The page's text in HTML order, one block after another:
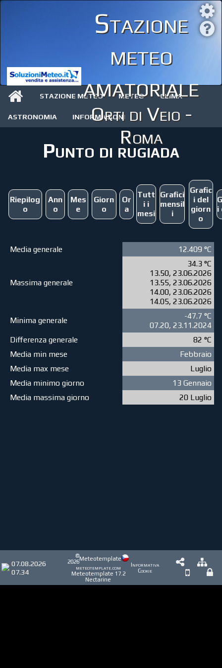
Stazione
meteo
amatoriale
Orti di Veio -
Roma
STAZIONE METEO METEO CLIMA
ASTRONOMIA INFORMAZIONI
Punto di rugiada
Riepilog
o
Ann
o
Mes
e
Giorn
o
Or
a
Tutt
i i
mesi
Grafici
mensil
i
Grafic
i del
giorn
o
i
Media generale 12.409 °C
Massima generale
34.3 °C
13.50, 23.06.2026
13.55, 23.06.2026
14.00, 23.06.2026
14.05, 23.06.2026
Minima generale
-47.7 °C
07.20, 23.11.2024
Differenza generale
82 °C
Media min mese
Febbraio
Media max mese
Luglio
Media minimo giorno
13 Gennaio
Media massima giorno
20 Luglio
07.08.2026
07.34
©
2026Meteotemplate
meteotemplate.com
Meteotemplate 17.2
Nectarine
Informativa
Cookie